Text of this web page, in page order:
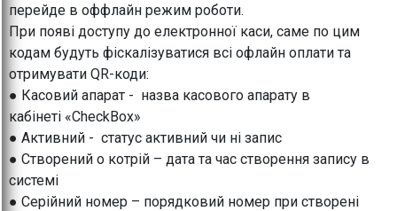
перейде в оффлайн режим роботи.
При появі доступу до електронної каси, саме по цим
кодам будуть фіскалізуватися всі офлайн оплати та
отримувати QR-коди:
● Касовий апарат - назва касового апарату в
кабінеті «CheckBox»
● Активний - статус активний чи ні запис
● Створений о котрій – дата та час створення запису в
системі
● Серійний номер – порядковий номер при створені